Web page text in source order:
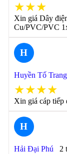
★★★
Xin giá Dây
Cu/PVC/PVC
H
Huyền Tố
★★★★
Xin giá cáp
H
Hải Đại Phú 2